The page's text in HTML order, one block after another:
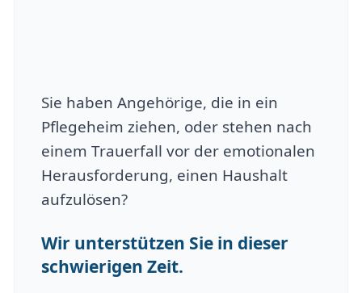
Sie haben Angehörige, die in ein
Pflegeheim ziehen, oder stehen nach
einem Trauerfall vor der emotionalen
Herausforderung, einen Haushalt
aufzulösen?
Wir unterstützen Sie in dieser
schwierigen Zeit.